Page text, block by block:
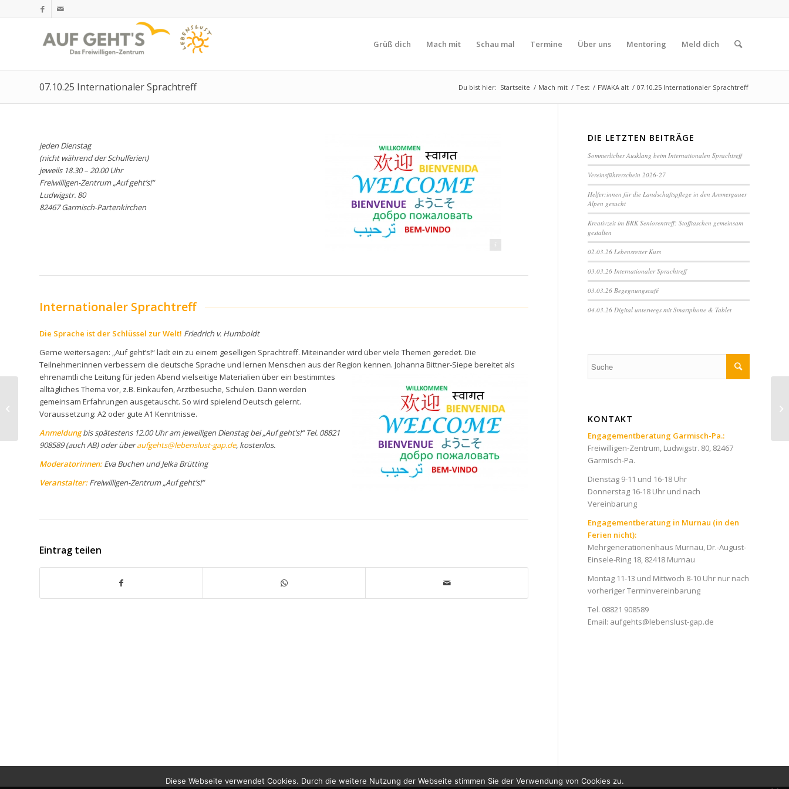
Grüß dich Mach mit Schau mal Termine Über uns Mentoring Meld dich
07.10.25 Internationaler Sprachtreff Du bist hier: Startseite / Mach mit / Test / FWAKA alt / 07.10.25 Internationaler Sprachtreff
jeden Dienstag
(nicht während der Schulferien)
jeweils 18.30 – 20.00 Uhr
Freiwilligen-Zentrum „Auf geht’s!“
Ludwigstr. 80
82467 Garmisch-Partenkirchen
Internationaler Sprachtreff
Die Sprache ist der Schlüssel zur Welt! Friedrich v. Humboldt
Gerne weitersagen: „Auf geht’s!“ lädt ein zu einem geselligen Sprachtreff. Miteinander wird über viele Themen geredet. Die
Teilnehmer:innen verbessern die deutsche Sprache und lernen Menschen aus der Region kennen. Johanna Bittner-Siepe bereitet als
ehrenamtli che Leitung für jeden Abend vielseitige Materialien über ein bestimmtes
alltägliches Thema vor, z.B. Einkaufen, Arztbesuche, Schulen. Dann werden
gemeinsam Erfahrungen ausgetauscht. So wird spielend Deutsch gelernt.
Voraussetzung: A2 oder gute A1 Kenntnisse.
Anmeldungbis spätestens 12.00 Uhr am jeweiligen Dienstag bei „Auf geht’s!“ Tel. 08821
908589 (auch AB) oder überaufgehts@lebenslust-gap.de, kostenlos.
Moderatorinnen:Eva Buchen und Jelka Brütting
Veranstalter:Freiwilligen-Zentrum „Auf geht’s!“
Eintrag teilen
DIE LETZTEN BEITRÄGE
Sommerlicher Ausklang beim Internationalen Sprachtreff
Vereinsführerschein 2026-27
Helfer:innen für die Landschaftspflege in den Ammergauer
Alpen gesucht
Kreativzeit im BRK Seniorentreff: Stofftaschen gemeinsam
gestalten
02.03.26 Lebensretter Kurs
03.03.26 Internationaler Sprachtreff
03.03.26 Begegnungscafé
04.03.26 Digital unterwegs mit Smartphone & Tablet
KONTAKT
Engagementberatung Garmisch-Pa.:
Freiwilligen-Zentrum, Ludwigstr. 80, 82467
Garmisch-Pa.
Dienstag 9-11 und 16-18 Uhr
Donnerstag 16-18 Uhr und nach
Vereinbarung
Engagementberatung in Murnau (in den
Ferien nicht):
Mehrgenerationenhaus Murnau, Dr.-August-
Einsele-Ring 18, 82418 Murnau
Montag 11-13 und Mittwoch 8-10 Uhr nur nach
vorheriger Terminvereinbarung
Tel. 08821 908589
Email: aufgehts@lebenslust-gap.de
10.10.25 Digital
unterwegs mit
Smartphone & Tablet
Diese Webseite verwendet Cookies. Durch die weitere Nutzung der Webseite stimmen Sie der Verwendung von Cookies zu.